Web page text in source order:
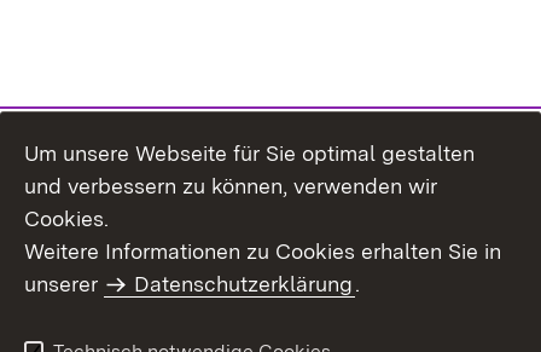
Um unsere Webseite für Sie optimal gestalten
und verbessern zu können, verwenden wir
Cookies.
Weitere Informationen zu Cookies erhalten Sie in
unserer
Datenschutzerklärung.